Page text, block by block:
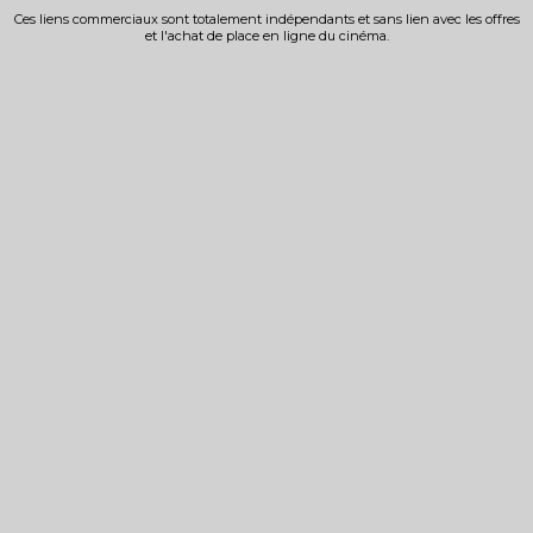
Ces liens commerciaux sont totalement indépendants et sans lien avec les offres
et l'achat de place en ligne du cinéma.